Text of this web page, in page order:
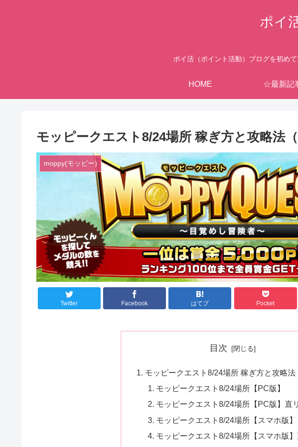
ポイ
ポイ活（ポイント活動）ブログを初め
HOME ☆最新記
モッピークエスト8/24場所 稼ぎ方と攻略法（
moppy(モッピー)
Twitter Facebook はてブ Pocket
目次
モッピークエスト8/24場所 稼ぎ方と攻略法
モッピークエスト8/24場所【PC版】
モッピークエスト8/24場所【PC版】直
モッピークエスト8/24場所【スマホ版】
モッピークエスト8/24場所【スマホ版】